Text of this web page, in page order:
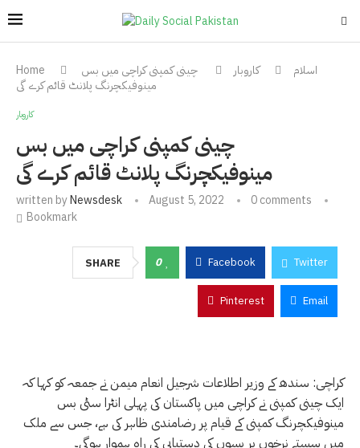
Home اسلام کاروبار
چینی کمپنی کراچی میں بس
مینوفیکچرنگ پلانٹ قائم کرے گی
کاروبار
چینی کمپنی کراچی میں بس
مینوفیکچرنگ پلانٹ قائم کرے گی
written byNewsdesk August 5, 2022
0 comments
Bookmark
SHARE 0 Facebook Twitter
Pinterest Email
کراچی: سندھ کے وزیر اطلاعات شرجیل انعام میمن نے جمعہ کو کہا کہ
ایک چینی کمپنی نے کراچی میں پاکستان کی پہلی انٹرا سٹی بس
مینوفیکچرنگ کمپنی کے قیام پر رضامندی ظاہر کی ہے، جس سے ملک
میں سستے نرخوں پر بسوں کی دستیابی کی راہ ہموار ہوگی۔